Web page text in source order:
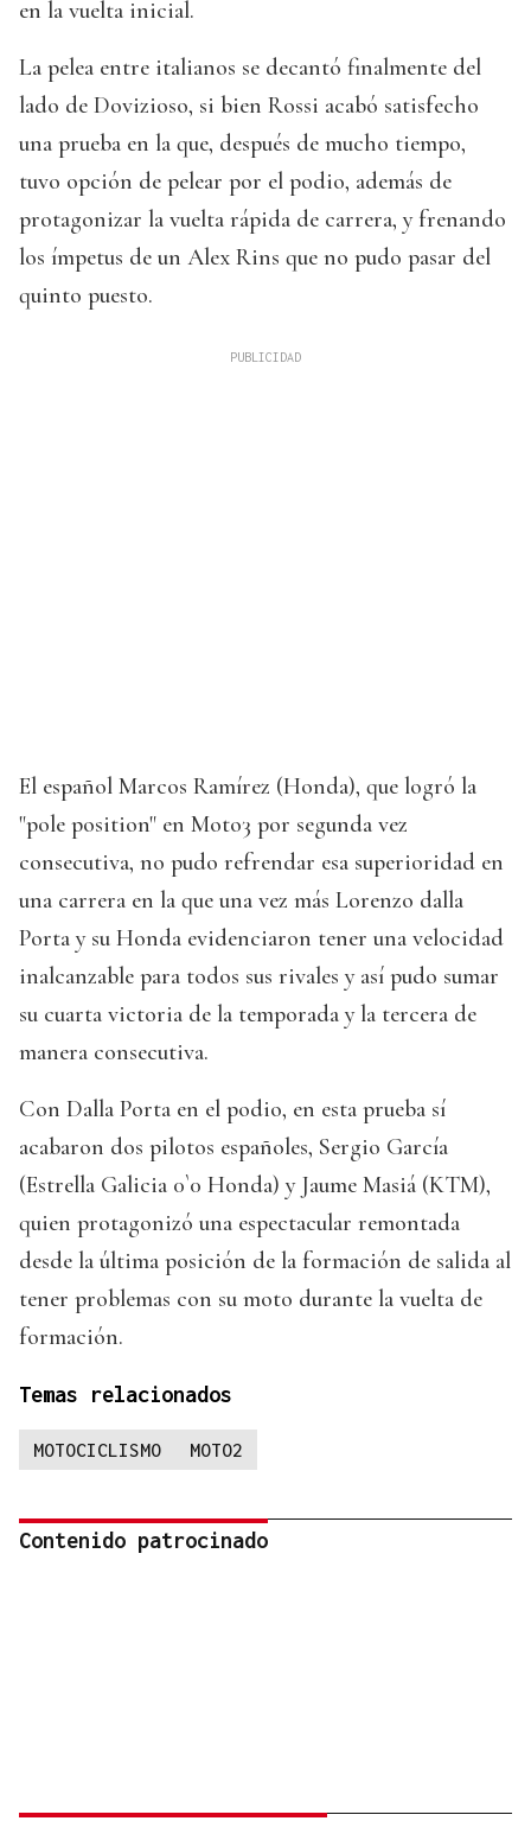
en la vuelta inicial.
La pelea entre italianos se decantó finalmente del
lado de Dovizioso, si bien Rossi acabó satisfecho
una prueba en la que, después de mucho tiempo,
tuvo opción de pelear por el podio, además de
protagonizar la vuelta rápida de carrera, y frenando
los ímpetus de un Alex Rins que no pudo pasar del
quinto puesto.
El español Marcos Ramírez (Honda), que logró la
"pole position" en Moto3 por segunda vez
consecutiva, no pudo refrendar esa superioridad en
una carrera en la que una vez más Lorenzo dalla
Porta y su Honda evidenciaron tener una velocidad
inalcanzable para todos sus rivales y así pudo sumar
su cuarta victoria de la temporada y la tercera de
manera consecutiva.
Con Dalla Porta en el podio, en esta prueba sí
acabaron dos pilotos españoles, Sergio García
(Estrella Galicia 0`0 Honda) y Jaume Masiá (KTM),
quien protagonizó una espectacular remontada
desde la última posición de la formación de salida al
tener problemas con su moto durante la vuelta de
formación.
Temas relacionados
MOTOCICLISMO MOTO2
Contenido patrocinado